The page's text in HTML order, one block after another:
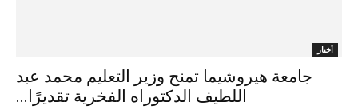
أخبار
جامعة هيروشيما تمنح وزير التعليم محمد عبد
اللطيف الدكتوراه الفخرية تقديرًا...